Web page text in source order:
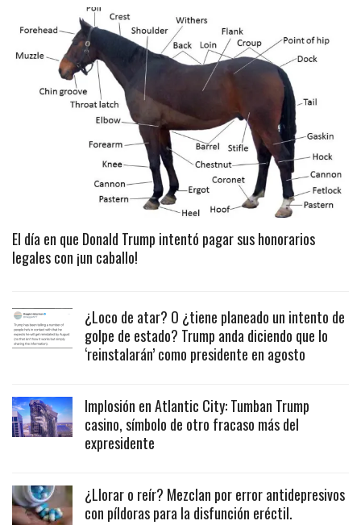
El día en que Donald Trump intentó pagar sus honorarios
legales con ¡un caballo!
¿Loco de atar? O ¿tiene planeado un intento de
golpe de estado? Trump anda diciendo que lo
‘reinstalarán’ como presidente en agosto
Implosión en Atlantic City: Tumban Trump
casino, símbolo de otro fracaso más del
expresidente
¿Llorar o reír? Mezclan por error antidepresivos
con píldoras para la disfunción eréctil.